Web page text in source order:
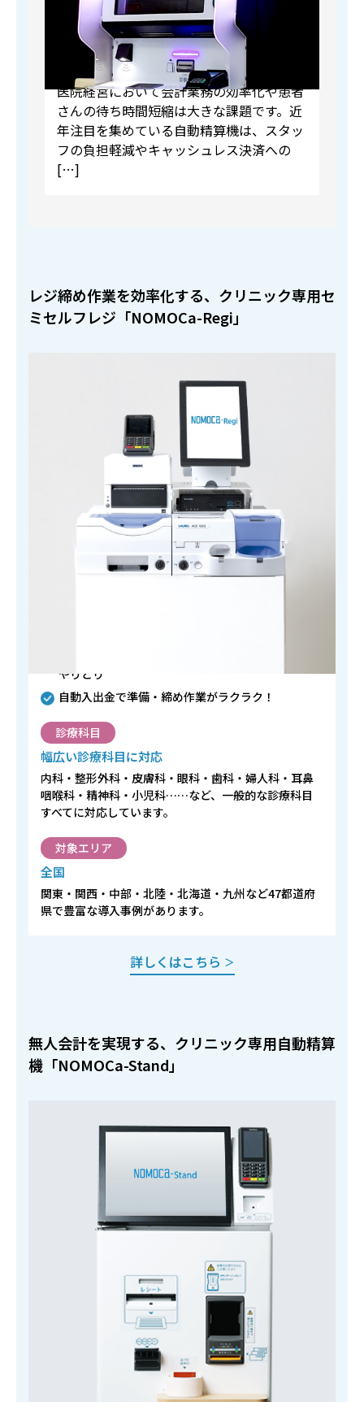
医院経営において会計業務の効率化や患者
さんの待ち時間短縮は大きな課題です。近
年注目を集めている自動精算機は、スタッ
フの負担軽減やキャッシュレス決済への
[…]
レジ締め作業を効率化する、クリニック専用セ
ミセルフレジ「NOMOCa-Regi」
やりとり
自動入出金で準備・締め作業がラクラク！
診療科目
幅広い診療科目に対応
内科・整形外科・皮膚科・眼科・歯科・婦人科・耳鼻
咽喉科・精神科・小児科……など、一般的な診療科目
すべてに対応しています。
対象エリア
全国
関東・関西・中部・北陸・北海道・九州など47都道府
県で豊富な導入事例があります。
詳しくはこちら ＞
無人会計を実現する、クリニック専用自動精算
機「NOMOCa-Stand」
業界最小クラスのクリニック専用自動精算機
無人会計で会計業務を分散し、人手不足を解消！